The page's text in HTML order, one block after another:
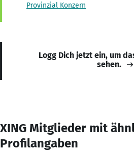
Provinzial Konzern
Logg Dich jetzt ein, um
sehen.
XING Mitglieder mit
Profilangaben